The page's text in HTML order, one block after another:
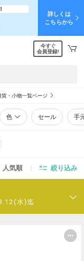
詳しくは
こちらから
今すぐ
会員登録!
貨・小物一覧ページ
色 セール 手
人気順 絞り込み
水)迄